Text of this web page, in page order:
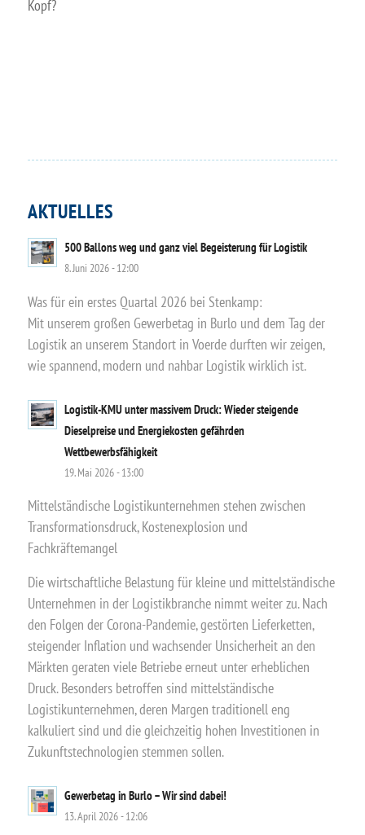
Kopf?
AKTUELLES
500 Ballons weg und ganz viel Begeisterung für Logistik
8. Juni 2026 - 12:00
Was für ein erstes Quartal 2026 bei Stenkamp:
Mit unserem großen Gewerbetag in Burlo und dem Tag der
Logistik an unserem Standort in Voerde durften wir zeigen,
wie spannend, modern und nahbar Logistik wirklich ist.
Logistik-KMU unter massivem Druck: Wieder steigende
Dieselpreise und Energiekosten gefährden
Wettbewerbsfähigkeit
19. Mai 2026 - 13:00
Mittelständische Logistikunternehmen stehen zwischen
Transformationsdruck, Kostenexplosion und
Fachkräftemangel
Die wirtschaftliche Belastung für kleine und mittelständische
Unternehmen in der Logistikbranche nimmt weiter zu. Nach
den Folgen der Corona-Pandemie, gestörten Lieferketten,
steigender Inflation und wachsender Unsicherheit an den
Märkten geraten viele Betriebe erneut unter erheblichen
Druck. Besonders betroffen sind mittelständische
Logistikunternehmen, deren Margen traditionell eng
kalkuliert sind und die gleichzeitig hohen Investitionen in
Zukunftstechnologien stemmen sollen.
Gewerbetag in Burlo – Wir sind dabei!
13. April 2026 - 12:06